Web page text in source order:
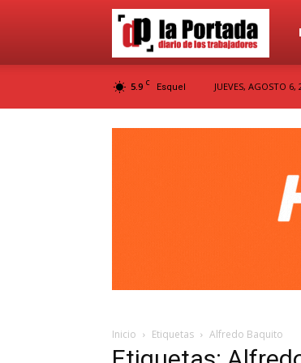
La
5.9 C Esquel JUEVES, AGOSTO 6,
Inicio Etiquetas Alfredo Baquito